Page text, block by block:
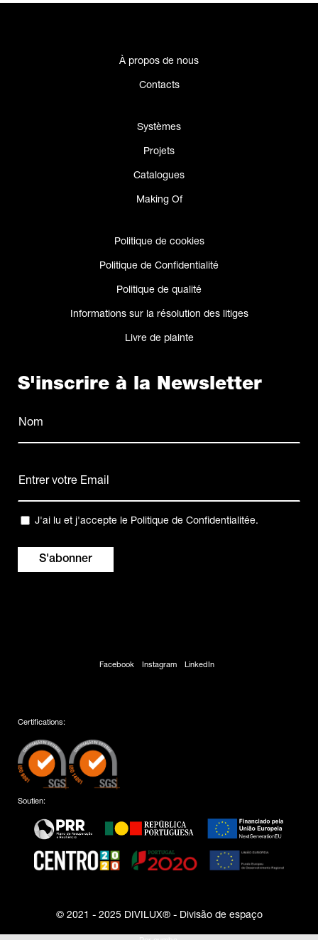
À propos de nous
Contacts
Systèmes
Projets
Catalogues
Making Of
Politique de cookies
Politique de Confidentialité
Politique de qualité
Informations sur la résolution des litiges
Livre de plainte
S'inscrire à la Newsletter
mail
Confidentialité
J'ai lu et j'accepte le Politique de Confidentialitée.
Certifications:
Soutien:
© 2021 - 2025 DIVILUX® - Divisão de espaço
Facebook Instagram LinkedIn